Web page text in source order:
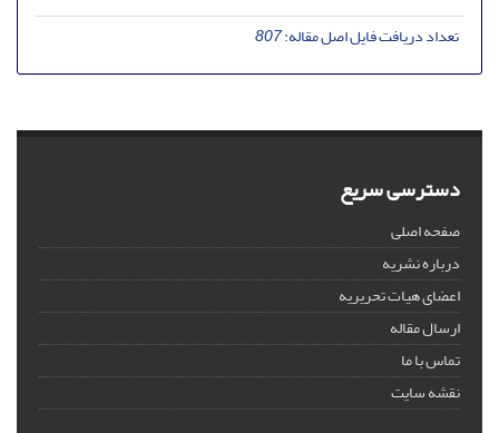
تعداد دریافت فایل اصل مقاله:807
دسترسی سریع
صفحه اصلی
درباره نشریه
اعضای هیات تحریریه
ارسال مقاله
تماس با ما
نقشه سایت